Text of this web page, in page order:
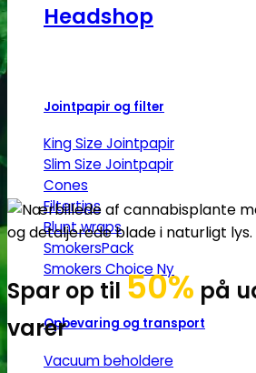
Headshop
Jointpapir og filter
King Size Jointpapir
Slim Size Jointpapir
Cones
Filtertips
Blunt wraps
SmokersPack
Smokers Choice
Opbevaring og transport
Vacuum beholdere
Spar op til 50% på
varer